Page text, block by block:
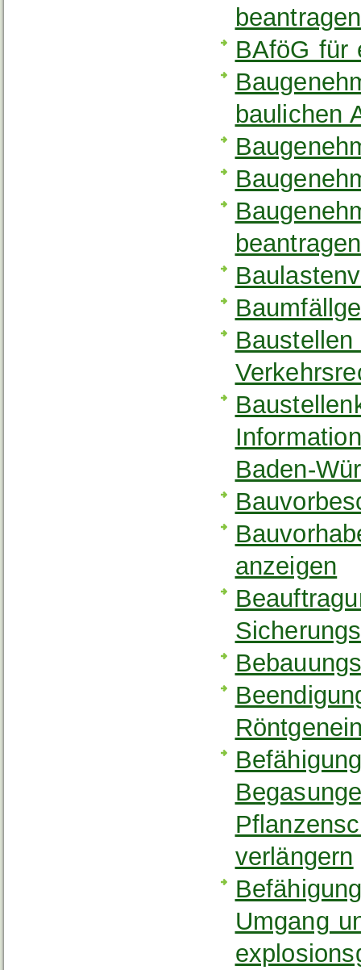
beantragen
BAföG für
baulichen
beantragen
Baden-
anzeigen
verlängern
Umgang